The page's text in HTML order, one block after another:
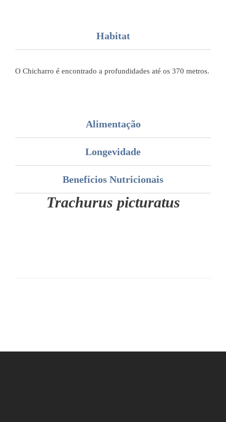
Habitat
O Chicharro é encontrado a profundidades até os 370 metros.
Alimentação
Longevidade
Benefícios Nutricionais
Trachurus picturatus